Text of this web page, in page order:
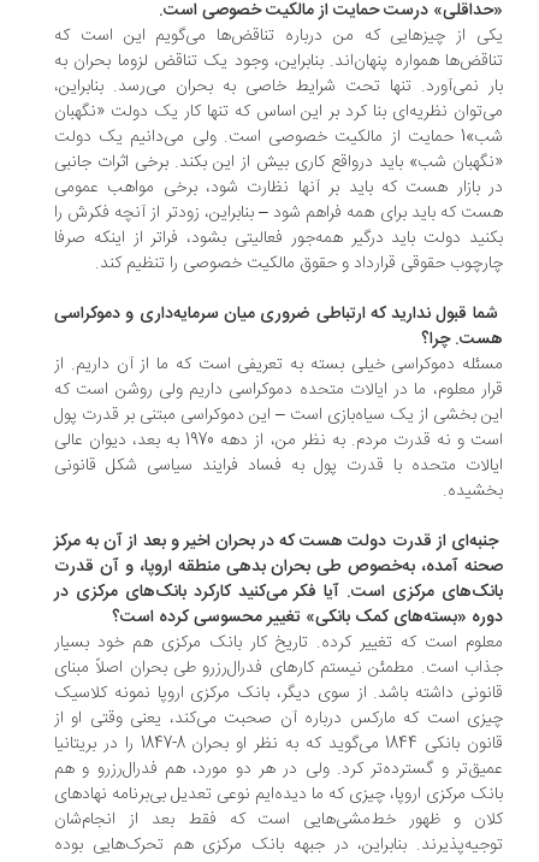
درست حمایت از مالکیت خصوصی است.
از چیزهایی که من درباره تناقض‌ها می‌گویم این است که
همواره پنهان‌اند. بنابراین، وجود یک تناقض لزوما بحران به
نمی‌آورد. تنها تحت شرایط خاصی به بحران می‌رسد. بنابراین،
نظریه‌ای بنا کرد بر این اساس که تنها کار یک دولت «نگهبان
شب»1 حمایت از مالکیت خصوصی است. ولی می‌دانیم یک دولت
شب» باید درواقع کاری بیش از این بکند. برخی اثرات جانبی
بازار هست که باید بر آنها نظارت شود، برخی مواهب عمومی
که باید برای همه فراهم شود – بنابراین، زودتر از آنچه فکرش را
دولت باید درگیر همه‌جور فعالیتی بشود، فراتر از اینکه صرفا
حقوقی قرارداد و حقوق مالکیت خصوصی را تنظیم کند.
قبول ندارید که ارتباطی ضروری میان سرمایه‌داری و دموکراسی
چرا؟
دموکراسی خیلی بسته به تعریفی است که ما از آن داریم. از
معلوم، ما در ایالات متحده دموکراسی داریم ولی روشن است که
بخشی از یک سیاه‌بازی است – این دموکراسی مبتنی بر قدرت پول
است و نه قدرت مردم. به نظر من، از دهه 1970 به بعد، دیوان عالی
متحده با قدرت پول به فساد فرایند سیاسی شکل قانونی
از قدرت دولت هست که در بحران اخیر و بعد از آن به مرکز
آمده، به‌خصوص طی بحران بدهی منطقه اروپا، و آن قدرت
مرکزی است. آیا فکر می‌کنید کارکرد بانک‌های مرکزی در
«بسته‌های کمک بانکی» تغییر محسوسی کرده است؟
است که تغییر کرده. تاریخ کار بانک مرکزی هم خود بسیار
است. مطمئن نیستم کارهای فدرال‌رزرو طی بحران اصلاً مبنای
داشته باشد. از سوی دیگر، بانک مرکزی اروپا نمونه کلاسیک
است که مارکس درباره آن صحبت می‌کند، یعنی وقتی او از
قانون بانکی 1844 می‌گوید که به نظر او بحران 8-1847 را در بریتانیا
و گسترده‌تر کرد. ولی در هر دو مورد، هم فدرال‌رزرو و هم
مرکزی اروپا، چیزی که ما دیده‌ایم نوعی تعدیل ‌بی‌برنامه نهادهای
و ظهور خط‌مشی‌هایی است که فقط بعد از انجام‌شان
بنابراین، در جبهه بانک مرکزی هم تحرک‌هایی بوده